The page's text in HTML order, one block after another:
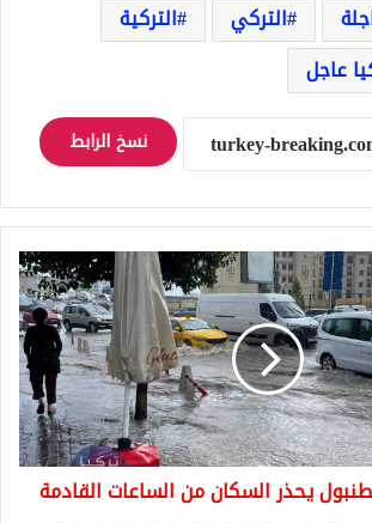
التركي
التركية
عاجل
نسخ الرابط
يحذر السكان من الساعات القادمة